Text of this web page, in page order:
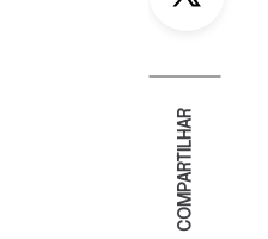
COMPARTILHAR